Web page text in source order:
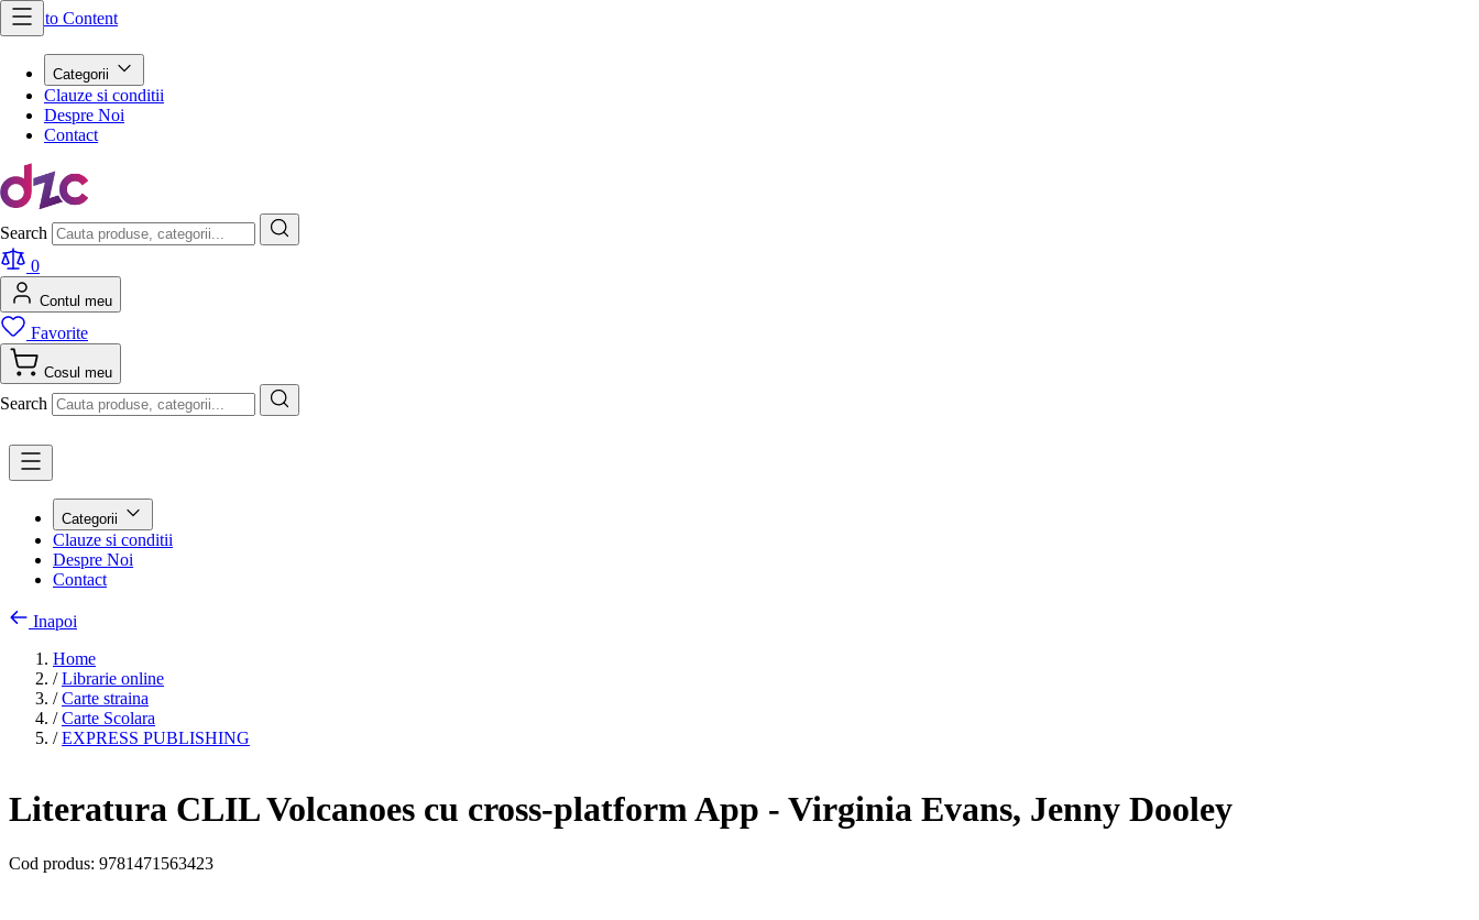
Skip to Content
Categorii
Clauze si conditii
Despre Noi
Contact
Search
0
Contul meu
Favorite
Cosul meu
Search
Categorii
Clauze si conditii
Despre Noi
Contact
Inapoi
Home
/ Librarie online
/ Carte straina
/ Carte Scolara
/ EXPRESS PUBLISHING
Literatura CLIL Volcanoes cu cross-platform App - Virginia Evans, Jenny Dooley
Cod produs: 9781471563423